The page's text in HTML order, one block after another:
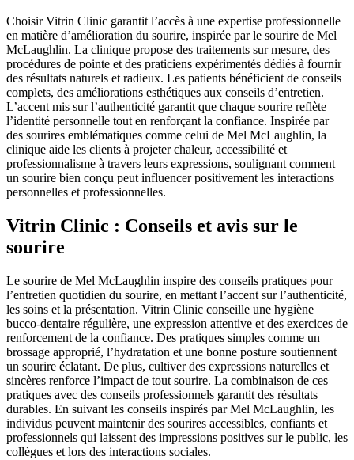
Choisir Vitrin Clinic garantit l’accès à une expertise professionnelle
en matière d’amélioration du sourire, inspirée par le sourire de Mel
McLaughlin. La clinique propose des traitements sur mesure, des
procédures de pointe et des praticiens expérimentés dédiés à fournir
des résultats naturels et radieux. Les patients bénéficient de conseils
complets, des améliorations esthétiques aux conseils d’entretien.
L’accent mis sur l’authenticité garantit que chaque sourire reflète
l’identité personnelle tout en renforçant la confiance. Inspirée par
des sourires emblématiques comme celui de Mel McLaughlin, la
clinique aide les clients à projeter chaleur, accessibilité et
professionnalisme à travers leurs expressions, soulignant comment
un sourire bien conçu peut influencer positivement les interactions
personnelles et professionnelles.
Vitrin Clinic : Conseils et avis sur le
sourire
Le sourire de Mel McLaughlin inspire des conseils pratiques pour
l’entretien quotidien du sourire, en mettant l’accent sur l’authenticité,
les soins et la présentation. Vitrin Clinic conseille une hygiène
bucco-dentaire régulière, une expression attentive et des exercices de
renforcement de la confiance. Des pratiques simples comme un
brossage approprié, l’hydratation et une bonne posture soutiennent
un sourire éclatant. De plus, cultiver des expressions naturelles et
sincères renforce l’impact de tout sourire. La combinaison de ces
pratiques avec des conseils professionnels garantit des résultats
durables. En suivant les conseils inspirés par Mel McLaughlin, les
individus peuvent maintenir des sourires accessibles, confiants et
professionnels qui laissent des impressions positives sur le public, les
collègues et lors des interactions sociales.